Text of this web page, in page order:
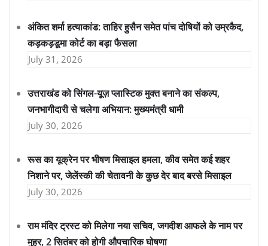
अंकित शर्मा हत्याकांड: ताहिर हुसैन समेत पांच दोषियों को उम्रकैद,
कड़कड़डूमा कोर्ट का बड़ा फैसला
July 31, 2026
उत्तराखंड को सिंगल-यूज़ प्लास्टिक मुक्त बनाने का संकल्प,
जनभागीदारी से चलेगा अभियान: मुख्यमंत्री धामी
July 30, 2026
रूस का यूक्रेन पर भीषण मिसाइल हमला, कीव समेत कई शहर
निशाने पर, जेलेंस्की की चेतावनी के कुछ देर बाद बरसे मिसाइल
July 30, 2026
राम मंदिर ट्रस्ट को मिलेगा नया सचिव, जगदीश आफले के नाम पर
मुहर, 2 सितंबर को होगी औपचारिक घोषणा